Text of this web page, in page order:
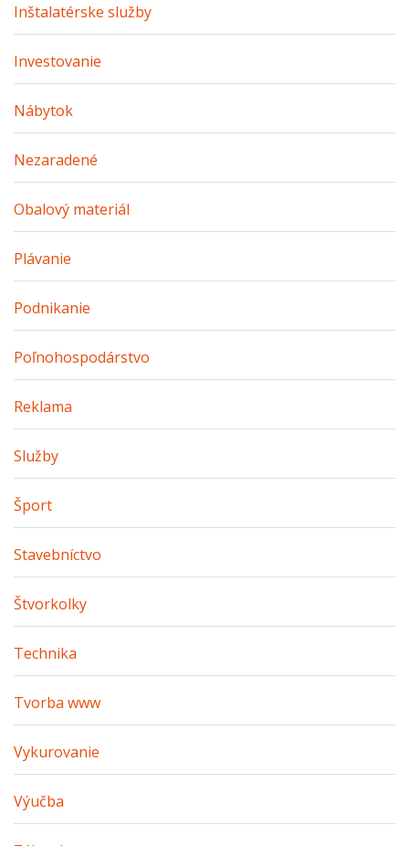
Inštalatérske služby
Investovanie
Nábytok
Nezaradené
Obalový materiál
Plávanie
Podnikanie
Poľnohospodárstvo
Reklama
Služby
Šport
Stavebníctvo
Štvorkolky
Technika
Tvorba www
Vykurovanie
Výučba